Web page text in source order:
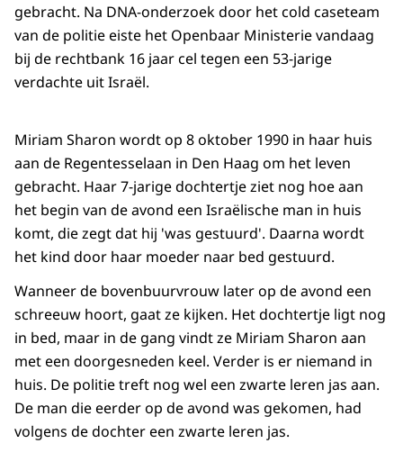
gebracht. Na DNA-onderzoek door het cold caseteam
van de politie eiste het Openbaar Ministerie vandaag
bij de rechtbank 16 jaar cel tegen een 53-jarige
verdachte uit Israël.
Miriam Sharon wordt op 8 oktober 1990 in haar huis
aan de Regentesselaan in Den Haag om het leven
gebracht. Haar 7-jarige dochtertje ziet nog hoe aan
het begin van de avond een Israëlische man in huis
komt, die zegt dat hij 'was gestuurd'. Daarna wordt
het kind door haar moeder naar bed gestuurd.
Wanneer de bovenbuurvrouw later op de avond een
schreeuw hoort, gaat ze kijken. Het dochtertje ligt nog
in bed, maar in de gang vindt ze Miriam Sharon aan
met een doorgesneden keel. Verder is er niemand in
huis. De politie treft nog wel een zwarte leren jas aan.
De man die eerder op de avond was gekomen, had
volgens de dochter een zwarte leren jas.